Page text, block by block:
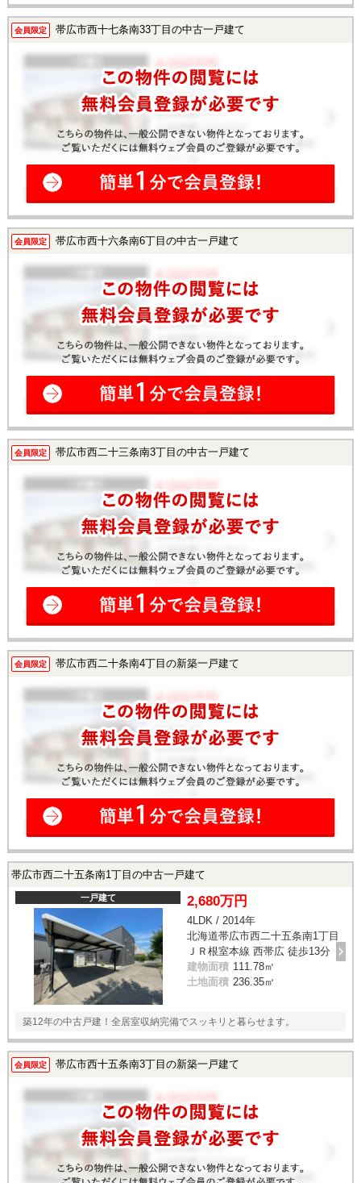
会員限定 帯広市西十七条南33丁目の中古一戸建て
会員限定 帯広市西十六条南6丁目の中古一戸建て
会員限定 帯広市西二十三条南3丁目の中古一戸建て
会員限定 帯広市西二十条南4丁目の新築一戸建て
帯広市西二十五条南1丁目の中古一戸建て
一戸建て 2,680万円
4LDK / 2014年
北海道帯広市西二十五条南1丁目
ＪＲ根室本線 西帯広 徒歩13分
建物面積 111.78㎡
土地面積 236.35㎡
築12年の中古戸建！全居室収納完備でスッキリと暮らせます。
会員限定 帯広市西十五条南3丁目の新築一戸建て